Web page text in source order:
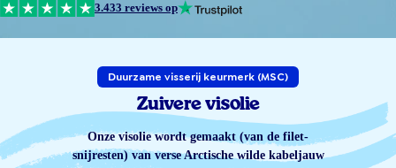
3.433 reviews op
Duurzame visserij keurmerk (MSC)
Zuivere visolie
Onze visolie wordt gemaakt (van de filet-
snijresten) van verse Arctische wilde kabeljauw